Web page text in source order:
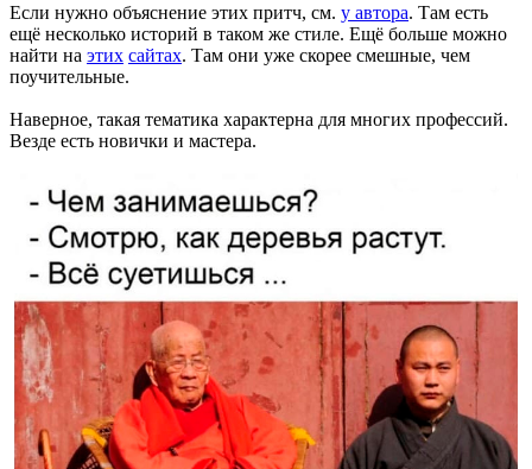
Если нужно объяснение этих притч, см. у автора. Там есть
ещё несколько историй в таком же стиле. Ещё больше можно
найти на этих сайтах. Там они уже скорее смешные, чем
поучительные.
Наверное, такая тематика характерна для многих профессий.
Везде есть новички и мастера.